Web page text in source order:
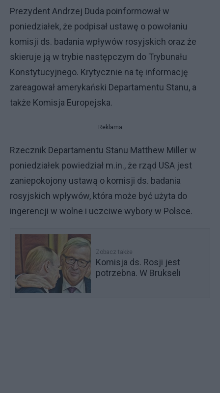
Prezydent Andrzej Duda poinformował w
poniedziałek, że podpisał ustawę o powołaniu
komisji ds. badania wpływów rosyjskich oraz że
skieruje ją w trybie następczym do Trybunału
Konstytucyjnego. Krytycznie na tę informację
zareagował amerykański Departamentu Stanu, a
także Komisja Europejska.
Reklama
Rzecznik Departamentu Stanu Matthew Miller w
poniedziałek powiedział m.in., że rząd USA jest
zaniepokojony ustawą o komisji ds. badania
rosyjskich wpływów, która może być użyta do
ingerencji w wolne i uczciwe wybory w Polsce.
Zobacz także
Komisja ds. Rosji jest
potrzebna. W Brukseli